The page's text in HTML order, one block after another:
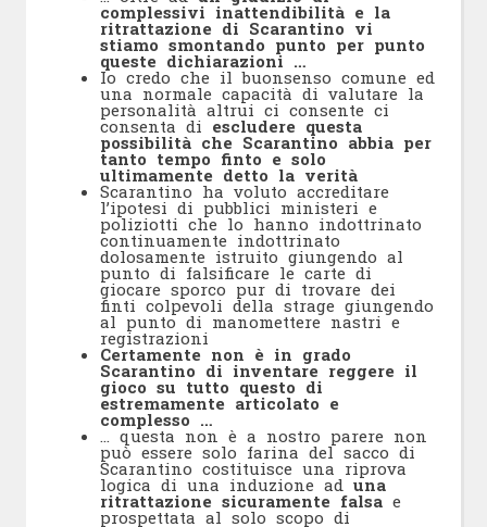
complessivi inattendibilità e la
ritrattazione di Scarantino vi
stiamo smontando punto per punto
queste dichiarazioni …
Io credo che il buonsenso comune ed
una normale capacità di valutare la
personalità altrui ci consente ci
consenta di escludere questa
possibilità che Scarantino abbia per
tanto tempo finto e solo
ultimamente detto la verità
Scarantino ha voluto accreditare
l’ipotesi di pubblici ministeri e
poliziotti che lo hanno indottrinato
continuamente indottrinato
dolosamente istruito giungendo al
punto di falsificare le carte di
giocare sporco pur di trovare dei
finti colpevoli della strage giungendo
al punto di manomettere nastri e
registrazioni
Certamente non è in grado
Scarantino di inventare reggere il
gioco su tutto questo di
estremamente articolato e
complesso …
… questa non è a nostro parere non
può essere solo farina del sacco di
Scarantino costituisce una riprova
logica di una induzione ad una
ritrattazione sicuramente falsa e
prospettata al solo scopo di